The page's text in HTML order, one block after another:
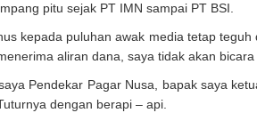
pitu sejak PT IMN sampai PT BSI.
kepada puluhan awak media tetap
aliran dana, saya tidak akan
Pendekar Pagar Nusa, bapak saya
dengan berapi – api.